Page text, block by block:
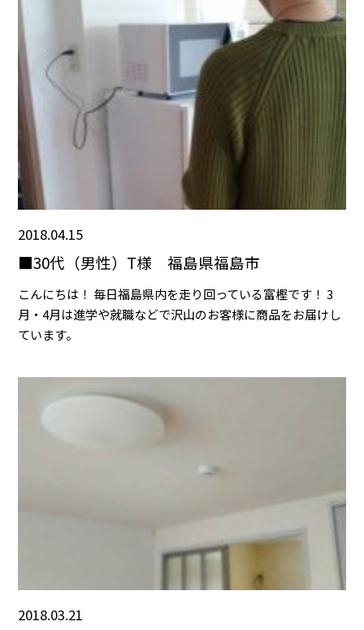
2018.04.15
■30代（男性）T様 福島県福島市
こんにちは！ 毎日福島県内を走り回っている富樫です！ 3
月・4月は進学や就職などで沢山のお客様に商品をお届けし
ています。
2018.03.21